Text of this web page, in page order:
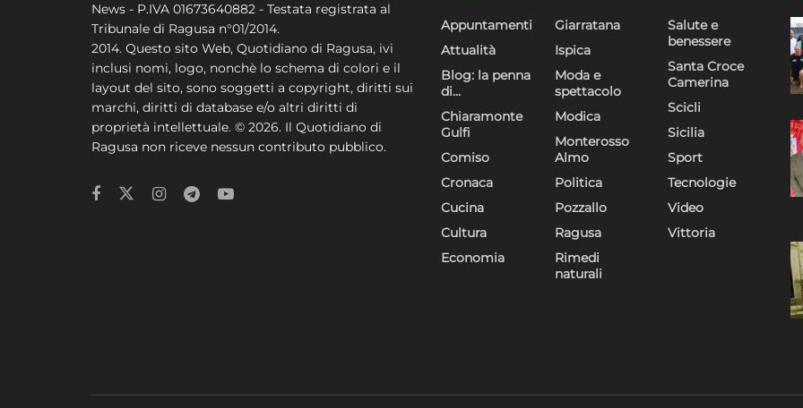
News - P.IVA 01673640882 - Testata registrata al
Tribunale di Ragusa n°01/2014.
2014. Questo sito Web, Quotidiano di Ragusa, ivi
inclusi nomi, logo, nonchè lo schema di colori e il
layout del sito, sono soggetti a copyright, diritti sui
marchi, diritti di database e/o altri diritti di
proprietà intellettuale. © 2026. Il Quotidiano di
Ragusa non riceve nessun contributo pubblico.
Appuntamenti
Attualità
Blog: la penna
di…
Chiaramonte
Gulfi
Comiso
Cronaca
Cucina
Cultura
Economia
Giarratana
Ispica
Moda e
spettacolo
Modica
Monterosso
Almo
Politica
Pozzallo
Ragusa
Rimedi
naturali
Salute e
benessere
Santa Croce
Camerina
Scicli
Sicilia
Sport
Tecnologie
Video
Vittoria